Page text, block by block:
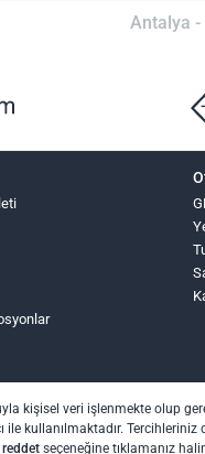
Antalya -
kişisel veri işlenmekte olup
ile kullanılmaktadır.
reddet seçeneğine tıklamanız